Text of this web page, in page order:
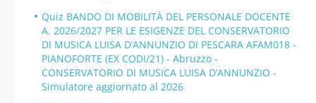
Quiz BANDO DI MOBILITÀ DEL PERSONALE DOCENTE
A. 2026/2027 PER LE ESIGENZE DEL CONSERVATORIO
DI MUSICA LUISA D’ANNUNZIO DI PESCARA AFAM018 -
PIANOFORTE (EX CODI/21) - Abruzzo -
CONSERVATORIO DI MUSICA LUISA D’ANNUNZIO -
Simulatore aggiornato al 2026